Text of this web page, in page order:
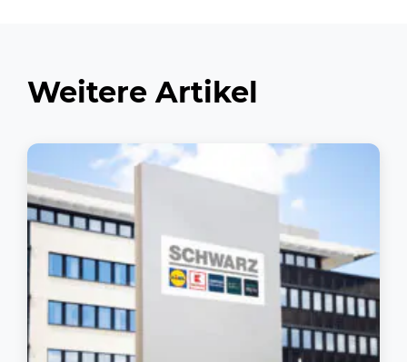
Weitere Artikel